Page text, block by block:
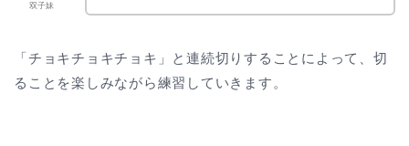
双子妹
「チョキチョキチョキ」と連続切りすることによって、切
ることを楽しみながら練習していきます。